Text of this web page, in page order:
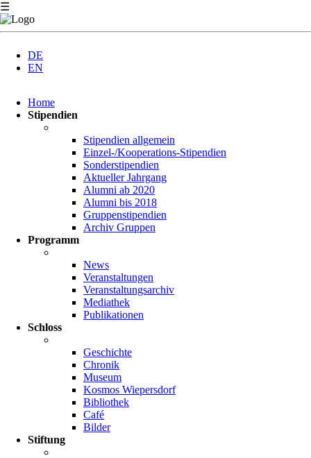
☰
DE
EN
überspringen
Home
Stipendien
Stipendien allgemein
Einzel-/Kooperations-Stipendien
Sonderstipendien
Aktueller Jahrgang
Alumni ab 2020
Alumni bis 2018
Gruppenstipendien
Archiv Gruppen
Programm
News
Veranstaltungen
Veranstaltungsarchiv
Mediathek
Publikationen
Schloss
Geschichte
Chronik
Museum
Kosmos Wiepersdorf
Bibliothek
Café
Bilder
Stiftung